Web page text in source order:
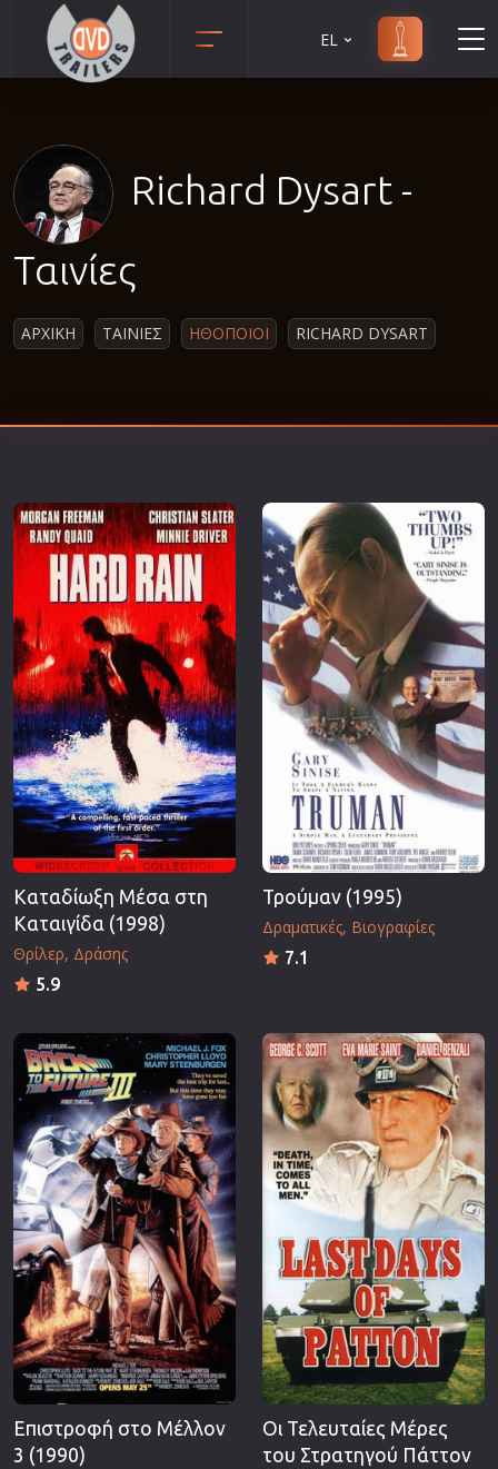
Αισθησιακές
Γουέστερν
Επιστημονικής Φαντασίας
Εποχής
Ερωτικές
Ευρωπαικός Κινηματογράφος
Θρησκευτικές
Θρίλερ
Ιστορικές
Καταστροφής
Κλασσικές
EL
Richard Dysart -
Ταινίες
ΑΡΧΙΚΗ ΤΑΙΝΙΕΣ ΗΘΟΠΟΙΟΙ RICHARD DYSART
Καταδίωξη Μέσα στη
Καταιγίδα (1998)
Θρίλερ Δράσης
5.9
Τρούμαν (1995)
Δραματικές Βιογραφίες
7.1
Επιστροφή στο Μέλλον
3 (1990)
Οι Τελευταίες Μέρες
του Στρατηγού Πάττον